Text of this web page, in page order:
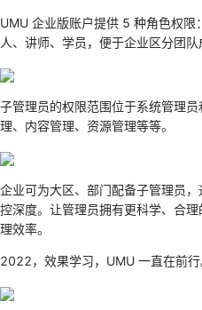
UMU 企业版账户提供 5 种角色权
人、讲师、学员，便于企业区分团队
子管理员的权限范围位于系统管理
理、内容管理、资源管理等等。
企业可为大区、部门配备子管理员
控深度。让管理员拥有更科学、合
理效率。
2022，效果学习，UMU 一直在前行